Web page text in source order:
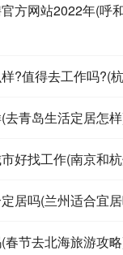
方网站2022年(呼
?值得去工作吗?(
青岛生活定居怎
好找工作(南京和
居吗(兰州适合宜
节去北海旅游攻